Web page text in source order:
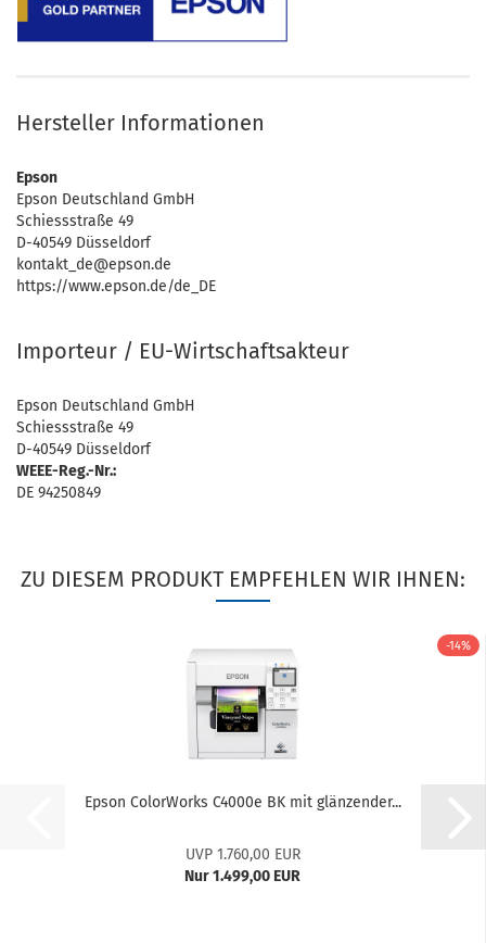
Hersteller Informationen
Epson
Epson Deutschland GmbH
Schiessstraße 49
D-40549 Düsseldorf
kontakt_de@epson.de
https://www.epson.de/de_DE
Importeur / EU-Wirtschaftsakteur
Epson Deutschland GmbH
Schiessstraße 49
D-40549 Düsseldorf
WEEE-Reg.-Nr.:
DE 94250849
ZU DIESEM PRODUKT EMPFEHLEN WIR IHNEN:
-14%
Epson ColorWorks C4000e BK mit glänzender...
UVP 1.760,00 EUR
Nur 1.499,00 EUR